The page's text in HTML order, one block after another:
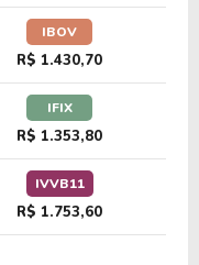
IBOV
R$ 1.430,70
IFIX
R$ 1.353,80
IVVB11
R$ 1.753,60